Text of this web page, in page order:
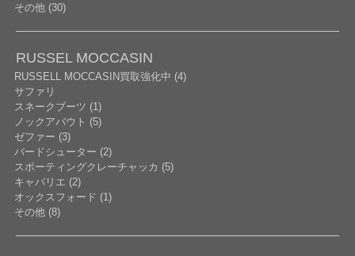
その他 (30)
RUSSEL MOCCASIN
RUSSELL MOCCASIN買取強化中 (4)
サファリ
スネークブーツ (1)
ノックアバウト (5)
ゼファー (3)
バードシューター (2)
スポーティングクレーチャッカ (5)
キャバリエ (2)
オックスフォード (1)
その他 (8)